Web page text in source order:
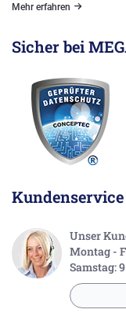
Mehr erfahren
Sicher bei
Kundenservice
Unser
Montag -
Samstag: